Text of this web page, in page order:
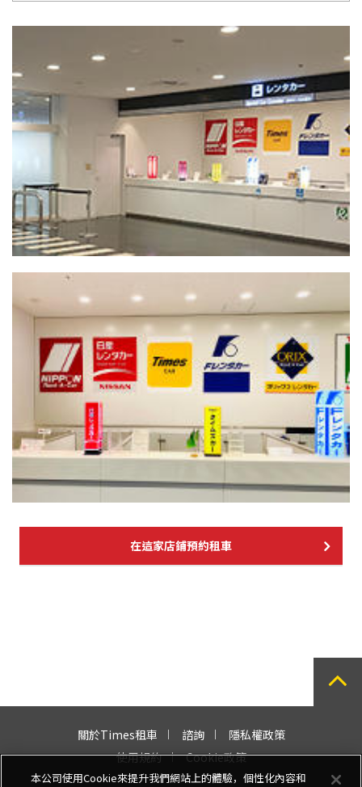
在這家店鋪預約租車
關於Times租車 諮詢
隱私權政策
使用規約
Cookie政策
本公司使用Cookie來提升我們網站上的體驗，個性化內容和